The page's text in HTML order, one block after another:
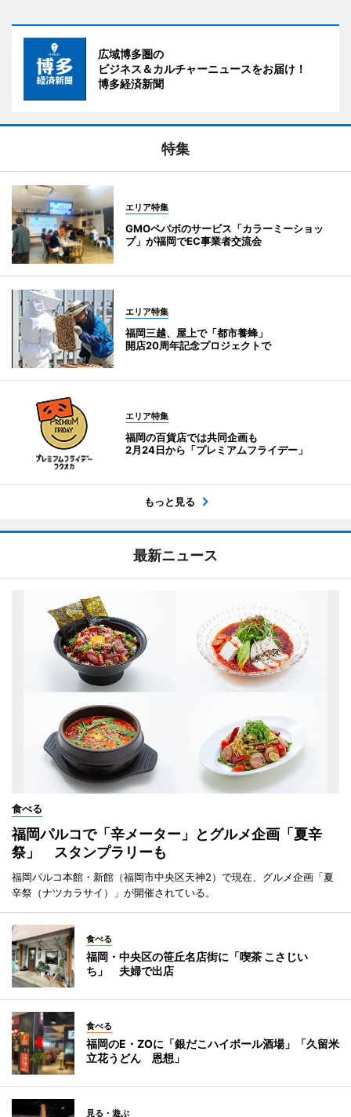
広域博多圏の
ビジネス＆カルチャーニュースをお届け！
博多経済新聞
特集
エリア特集
GMOペパボのサービス「カラーミーショッ
プ」が福岡でEC事業者交流会
エリア特集
福岡三越、屋上で「都市養蜂」
開店20周年記念プロジェクトで
エリア特集
福岡の百貨店では共同企画も
2月24日から「プレミアムフライデー」
もっと見る
最新ニュース
食べる
福岡パルコで「辛メーター」とグルメ企画「夏辛
祭」 スタンプラリーも
福岡パルコ本館・新館（福岡市中央区天神2）で現在、グルメ企画「夏
辛祭（ナツカラサイ）」が開催されている。
食べる
福岡・中央区の笹丘名店街に「喫茶 こさじい
ち」 夫婦で出店
食べる
福岡のE・ZOに「銀だこハイボール酒場」「久留米
立花うどん 恩想」
見る・遊ぶ